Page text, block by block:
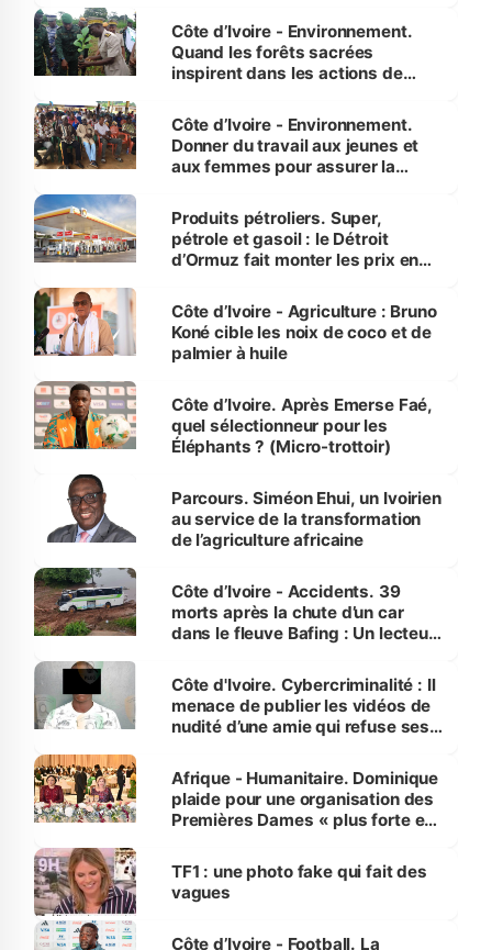
Côte d’Ivoire - Environnement.
Quand les forêts sacrées
inspirent dans les actions de
Côte d’Ivoire - Environnement.
Donner du travail aux jeunes et
aux femmes pour assurer la
menacées
Produits pétroliers. Super,
pétrole et gasoil : le Détroit
d’Ormuz fait monter les prix en
Côte d’Ivoire - Agriculture : Bruno
Koné cible les noix de coco et de
palmier à huile
Côte d’Ivoire. Après Emerse Faé,
quel sélectionneur pour les
Éléphants ? (Micro-trottoir)
Parcours. Siméon Ehui, un Ivoirien
au service de la transformation
de l’agriculture africaine
Côte d’Ivoire - Accidents. 39
morts après la chute d’un car
dans le fleuve Bafing : Un lecteur
des Transports
Côte d'Ivoire. Cybercriminalité : Il
menace de publier les vidéos de
nudité d’une amie qui refuse ses
Afrique - Humanitaire. Dominique
plaide pour une organisation des
Premières Dames « plus forte et
sur la scène internationale »
TF1 : une photo fake qui fait des
vagues
Côte d’Ivoire - Football. La